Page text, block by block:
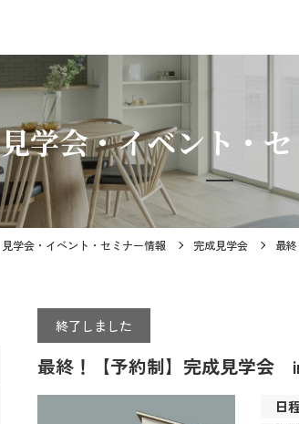
見学会・イベント・
見学会・イベント・セミナー情報 完成見学会 最
終了しました
最終！【予約制】完成見学会
日